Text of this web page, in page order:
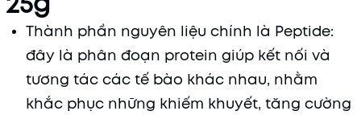
Thành phần nguyên liệu chính là Peptide:
đây là phân đoạn protein giúp kết nối và
tương tác các tế bào khác nhau, nhằm
khắc phục những khiếm khuyết, tăng cường